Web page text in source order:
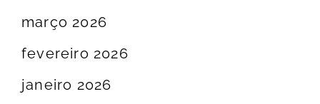
março 2026
fevereiro 2026
janeiro 2026